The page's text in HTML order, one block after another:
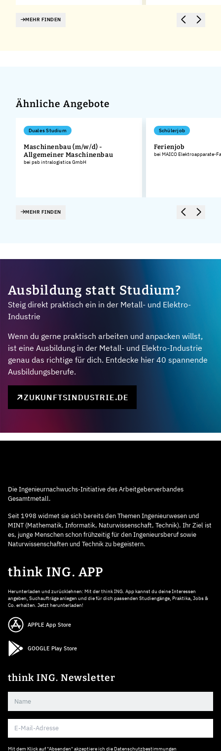
MEHR FINDEN
Ähnliche Angebote
Duales Studium
Maschinenbau (m/w/d) -
Allgemeiner Maschinenbau
bei psb intralogistics GmbH
Schülerjob
Ferienjob
bei MAICO Elektroapparate-
MEHR FINDEN
Ausbildung statt Studium?
Steig direkt praktisch ein in der Metall- und Elektro-
Industrie
Wenn du gerne praktisch arbeiten und anpacken willst,
ist eine Ausbildung in der Metall- und Elektro-Industrie
genau das richtige für dich. Entdecke hier 40 spannende
Ausbildungsberufe.
ZUKUNFTSINDUSTRIE.DE
Die Ingenieurnachwuchs-Initiative des Arbeitgeberverbandes
Gesamtmetall.
Seit 1998 widmet sie sich bereits den Themen Ingenieurwesen und
MINT (Mathematik, Informatik, Naturwissenschaft, Technik). Ihr Ziel ist
es, junge Menschen schon frühzeitig für den Ingenieursberuf sowie
Naturwissenschaften und Technik zu begeistern.
think ING. APP
Herunterladen und zurücklehnen: Mit der think ING. App kannst du deine Interessen
angeben, Suchaufträge anlegen und die für dich passenden Studiengänge, Praktika, Jobs &
Co. erhalten. Jetzt herunterladen!
APPLE App Store
GOOGLE Play Store
think ING. Newsletter
Mit dem Klick auf "Absenden" akzeptiere ich die Datenschutzbestimmungen